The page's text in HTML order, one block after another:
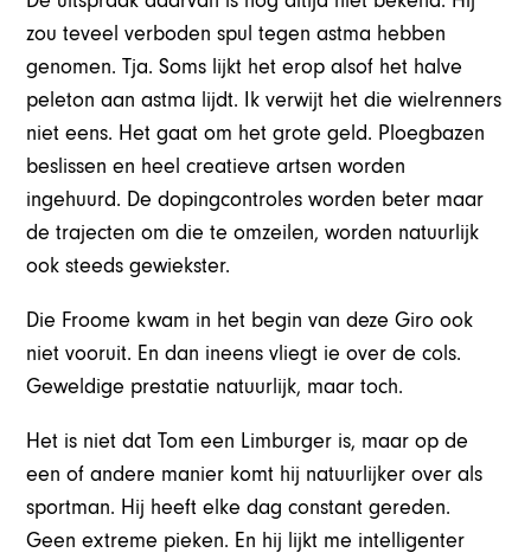
zou teveel verboden spul tegen astma hebben
genomen. Tja. Soms lijkt het erop alsof het halve
peleton aan astma lijdt. Ik verwijt het die wielrenners
niet eens. Het gaat om het grote geld. Ploegbazen
beslissen en heel creatieve artsen worden
ingehuurd. De dopingcontroles worden beter maar
de trajecten om die te omzeilen, worden natuurlijk
ook steeds gewiekster.
Die Froome kwam in het begin van deze Giro ook
niet vooruit. En dan ineens vliegt ie over de cols.
Geweldige prestatie natuurlijk, maar toch.
Het is niet dat Tom een Limburger is, maar op de
een of andere manier komt hij natuurlijker over als
sportman. Hij heeft elke dag constant gereden.
Geen extreme pieken. En hij lijkt me intelligenter